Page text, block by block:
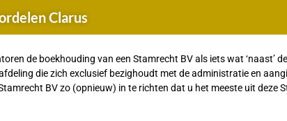
Clarus
de boekhouding van een Stamrecht BV als iets wat ‘naast’
die zich exclusief bezighoudt met de administratie en
BV zo (opnieuw) in te richten dat u het meeste uit deze